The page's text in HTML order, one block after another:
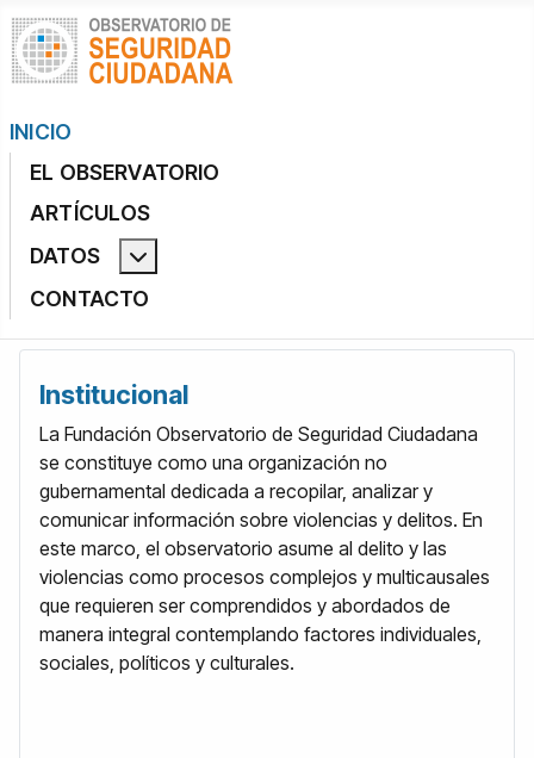
INICIO
EL OBSERVATORIO
ARTÍCULOS
DATOS
Más acerca de: Datos
CONTACTO
Institucional
La Fundación Observatorio de Seguridad Ciudadana
se constituye como una organización no
gubernamental dedicada a recopilar, analizar y
comunicar información sobre violencias y delitos. En
este marco, el observatorio asume al delito y las
violencias como procesos complejos y multicausales
que requieren ser comprendidos y abordados de
manera integral contemplando factores individuales,
sociales, políticos y culturales.